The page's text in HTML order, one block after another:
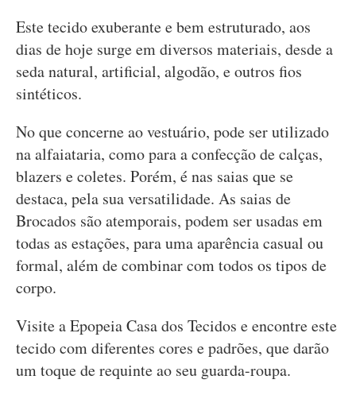
Este tecido exuberante e bem estruturado, aos
dias de hoje surge em diversos materiais, desde a
seda natural, artificial, algodão, e outros fios
sintéticos.
No que concerne ao vestuário, pode ser utilizado
na alfaiataria, como para a confecção de calças,
blazers e coletes. Porém, é nas saias que se
destaca, pela sua versatilidade. As saias de
Brocados são atemporais, podem ser usadas em
todas as estações, para uma aparência casual ou
formal, além de combinar com todos os tipos de
corpo.
Visite a Epopeia Casa dos Tecidos e encontre este
tecido com diferentes cores e padrões, que darão
um toque de requinte ao seu guarda-roupa.